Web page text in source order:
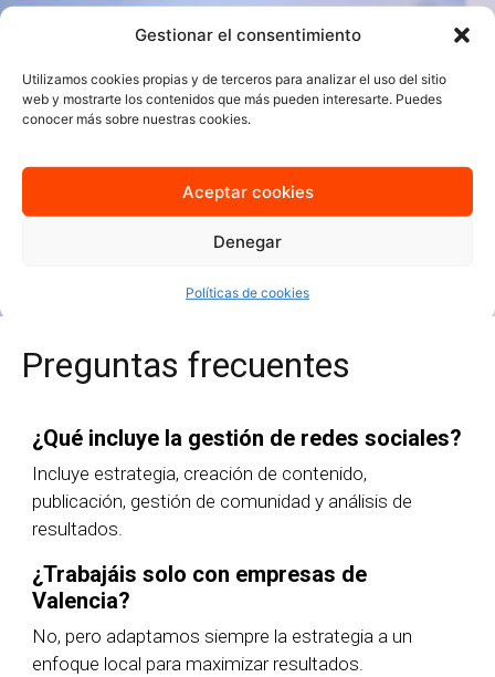
Gestionar el consentimiento
Utilizamos cookies propias y de terceros para analizar el uso del sitio
web y mostrarte los contenidos que más pueden interesarte. Puedes
conocer más sobre nuestras cookies.
Aceptar cookies
Denegar
Políticas de cookies
Impulsamos tu negocio en
Redes Sociales en Valencia
estrategias reales, cercanas y orientadas a resultados.
Quiero más información
Preguntas frecuentes
¿Qué incluye la gestión de redes sociales?
Incluye estrategia, creación de contenido,
publicación, gestión de comunidad y análisis de
resultados.
¿Trabajáis solo con empresas de
Valencia?
No, pero adaptamos siempre la estrategia a un
enfoque local para maximizar resultados.